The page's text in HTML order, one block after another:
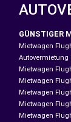
GÜNSTIGER
Mietwagen
Mietwagen
Mietwagen
Mietwagen
Mietwagen
Mietwagen